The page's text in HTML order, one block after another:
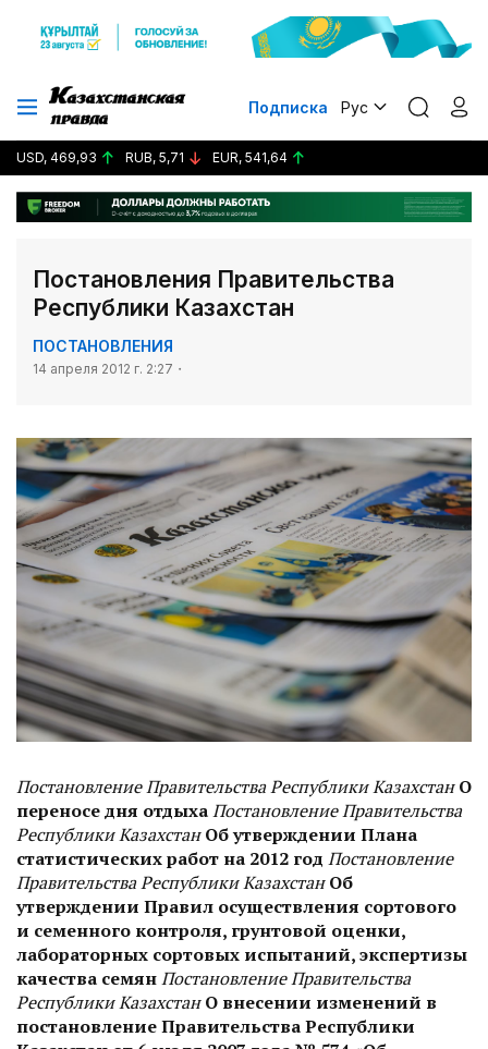
Подписка Рус
USD, 469,93 RUB, 5,71 EUR, 541,64
Постановления Правительства
Республики Казахстан
ПОСТАНОВЛЕНИЯ
14 апреля 2012 г. 2:27
Постановление Правительства Республики Казахстан О
переносе дня отдыхаПостановление Правительства
Республики Казахстан Об утверждении Плана
статистических работ на 2012 год Постановление
Правительства Республики Казахстан Об
утверждении Правил осуществления сортового
и семенного контроля, грунтовой оценки,
лабораторных сортовых испытаний, экспертизы
качества семянПостановление Правительства
Республики Казахстан О внесении изменений в
постановление Правительства Республики